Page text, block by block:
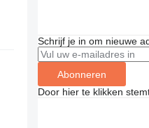
Schrijf je in om nieuwe
Abonneren
Door hier te klikken